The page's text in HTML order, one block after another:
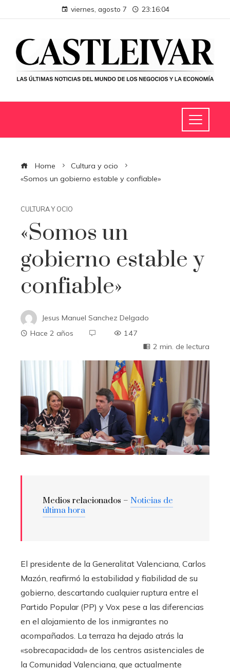
viernes, agosto 7 23:16:05
Home
Cultura y ocio
«Somos un gobierno estable y confiable»
CULTURA Y OCIO
«Somos un
gobierno estable y
confiable»
Jesus Manuel Sanchez Delgado
Hace 2 años
147
2 min. de lectura
Medios relacionados – Noticias de
última hora
El presidente de la Generalitat Valenciana, Carlos
Mazón, reafirmó la estabilidad y fiabilidad de su
gobierno, descartando cualquier ruptura entre el
Partido Popular (PP) y Vox pese a las diferencias
en el alojamiento de los inmigrantes no
acompañados. La terraza ha dejado atrás la
«sobrecapacidad» de los centros asistenciales de
la Comunidad Valenciana, que actualmente